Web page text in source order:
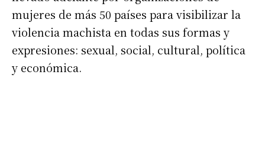
Suscribirme gratis
mujeres de más 50 países para visibilizar la
violencia machista en todas sus formas y
expresiones: sexual, social, cultural, política
y económica.